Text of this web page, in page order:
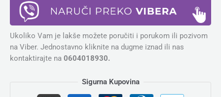
Ukoliko Vam je lakše možete poručiti i porukom ili pozivom
na Viber. Jednostavno kliknite na dugme iznad ili nas
kontaktirajte na 0604018930.
Sigurna Kupovina